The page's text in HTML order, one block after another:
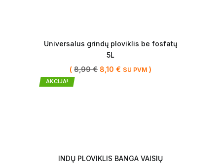
Universalus grindų ploviklis be fosfatų
5L
( 8,99€ 8,10 € SU PVM )
INDŲ PLOVIKLIS BANGA VAISIŲ
AKCIJA!